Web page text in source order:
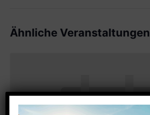
Ähnliche Veranstaltungen